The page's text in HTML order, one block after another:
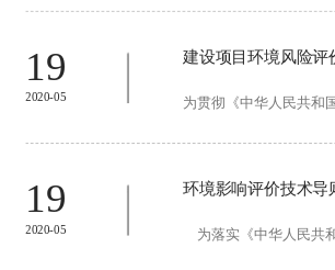
19
2020-05
建设项目环境风险评
为贯彻《中华人民共和
19
2020-05
环境影响评价技术导
为落实《中华人民共